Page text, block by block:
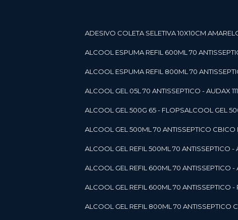
ADESIVO COLETA SELETIVA 10X10CM
ALCOOL ESPUMA REFIL 600ML 70
ALCOOL ESPUMA REFIL 800ML 70
ALCOOL GEL 05L 70 ANTISSEPTICO - AUDAX
ALCOOL GEL 500G 65 - FLOPS ALCOOL GEL
ALCOOL GEL 500ML 70 ANTISSEPTICO
ALCOOL GEL REFIL 500ML 70 ANTISSEPTICO
ALCOOL GEL REFIL 600ML 70 ANTISSEPTICO
ALCOOL GEL REFIL 600ML 70 ANTISSEPTICO
ALCOOL GEL REFIL 800ML 70 ANTISSEPTICO